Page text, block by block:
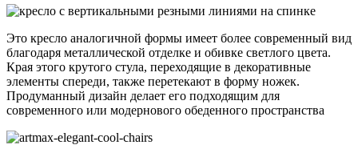
Это кресло аналогичной формы имеет более современный вид
благодаря металлической отделке и обивке светлого цвета.
Края этого крутого стула, переходящие в декоративные
элементы спереди, также перетекают в форму ножек.
Продуманный дизайн делает его подходящим для
современного или модернового обеденного пространства